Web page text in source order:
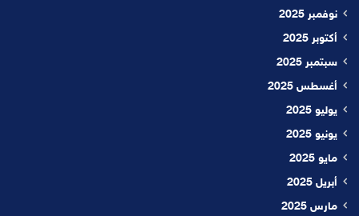
نوفمبر 2025
أكتوبر 2025
سبتمبر 2025
أغسطس 2025
يوليو 2025
يونيو 2025
مايو 2025
أبريل 2025
مارس 2025